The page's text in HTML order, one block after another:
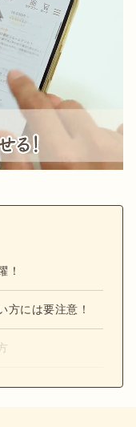
！
方には要注意！